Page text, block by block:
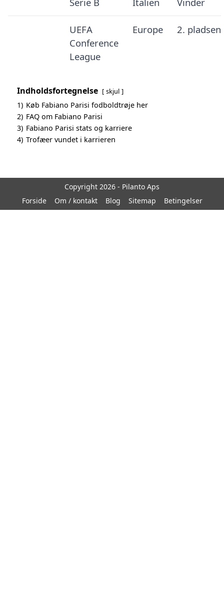
UEFA
Conference
League
Europe 2. pladsen
Indholdsfortegnelse skjul
1) Køb Fabiano Parisi fodboldtrøje her
2) FAQ om Fabiano Parisi
3) Fabiano Parisi stats og karriere
4) Trofæer vundet i karrieren
Copyright 2026 - Pilanto Aps
Forside
Om / kontakt Blog Sitemap Betingelser